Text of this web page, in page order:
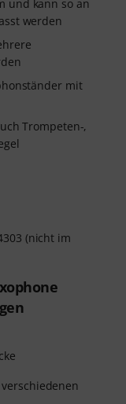
und kann so an
werden
mit
Trompeten-,
(nicht im